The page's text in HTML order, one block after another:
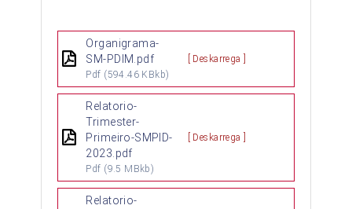
Organigrama-
SM-PDIM.pdf
Pdf (594.46 KBkb)
[ Deskarrega ]
Relatorio-
Trimester-
Primeiro-SMPID-
2023.pdf
Pdf (9.5 MBkb)
[ Deskarrega ]
Relatorio-